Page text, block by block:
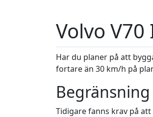
Volvo V70
Har du planer på att
fortare än 30 km/h på
Tidigare fanns krav på